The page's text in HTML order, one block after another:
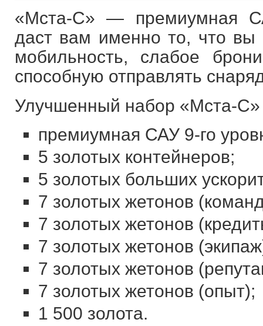
«Мста-С» — премиумная
даст вам именно то, что
мобильность, слабое
способную отправлять
Улучшенный набор «Мста-С»
премиумная САУ 9-го
5 золотых контейнеров;
5 золотых больших
7 золотых жетонов
7 золотых жетонов
7 золотых жетонов
7 золотых жетонов
7 золотых жетонов (опыт);
1 500 золота.